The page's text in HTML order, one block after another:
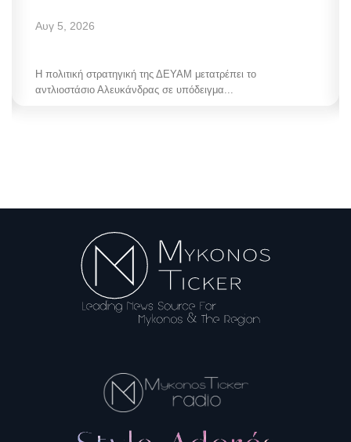
Αυγ 5, 2026
Η πολιτική στρατηγική της ΔΕΥΑΜ μετατρέπει το
αντλιοστάσιο Αλευκάνδρας σε υπόδειγμα...